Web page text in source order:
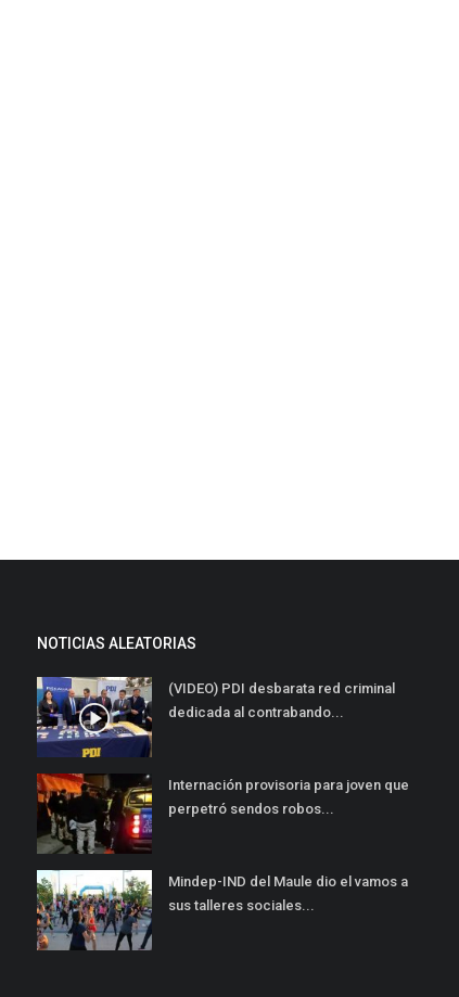
NOTICIAS ALEATORIAS
(VIDEO) PDI desbarata red criminal
dedicada al contrabando...
Internación provisoria para joven que
perpetró sendos robos...
Mindep-IND del Maule dio el vamos a
sus talleres sociales...